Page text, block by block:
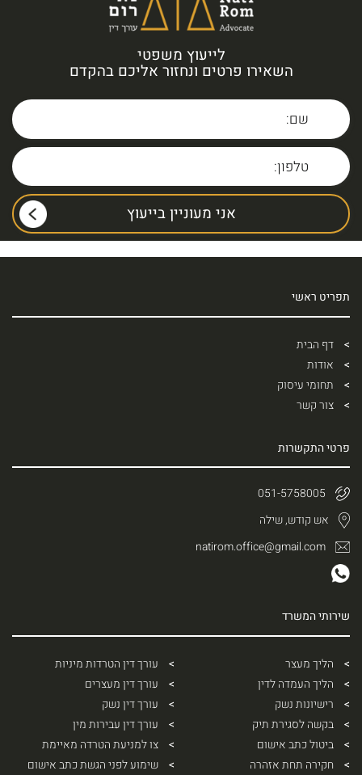
לייעוץ משפטי
השאירו פרטים ונחזור אליכם בהקדם
תפריט ראשי
דף הבית
אודות
תחומי עיסוק
צור קשר
שירותי המשרד
הליך מעצר
הליך העמדה לדין
רישיונות נשק
בקשה לסגירת תיק
ביטול כתב אישום
חקירה תחת אזהרה
עורך דין הטרדות מיניות
עורך דין מעצרים
עורך דין נשק
עורך דין עבירות מין
צו למניעת הטרדה מאיימת
שימוע לפני הגשת כתב אישום
פרטי התקשרות
051-5758005
אש קודש, שילה
natirom.office@gmail.com